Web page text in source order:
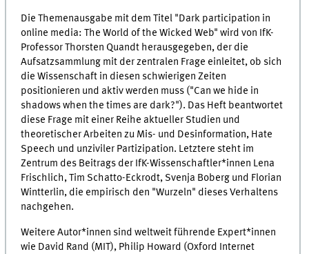
Die Themenausgabe mit dem Titel "Dark participation in
online media: The World of the Wicked Web" wird von IfK-
Professor Thorsten Quandt herausgegeben, der die
Aufsatzsammlung mit der zentralen Frage einleitet, ob sich
die Wissenschaft in diesen schwierigen Zeiten
positionieren und aktiv werden muss ("Can we hide in
shadows when the times are dark?"). Das Heft beantwortet
diese Frage mit einer Reihe aktueller Studien und
theoretischer Arbeiten zu Mis- und Desinformation, Hate
Speech und unziviler Partizipation. Letztere steht im
Zentrum des Beitrags der IfK-Wissenschaftler*innen Lena
Frischlich, Tim Schatto-Eckrodt, Svenja Boberg und Florian
Wintterlin, die empirisch den "Wurzeln" dieses Verhaltens
nachgehen.
Weitere Autor*innen sind weltweit führende Expert*innen
wie David Rand (MIT), Philip Howard (Oxford Internet